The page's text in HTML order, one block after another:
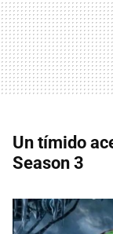
Un tímido
Season 3